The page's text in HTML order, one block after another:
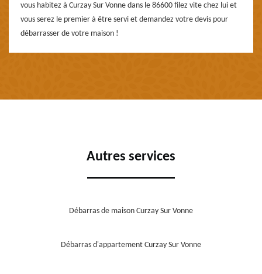
vous habitez à Curzay Sur Vonne dans le 86600 filez vite chez lui et
vous serez le premier à être servi et demandez votre devis pour
débarrasser de votre maison !
Autres services
Débarras de maison Curzay Sur Vonne
Débarras d'appartement Curzay Sur Vonne